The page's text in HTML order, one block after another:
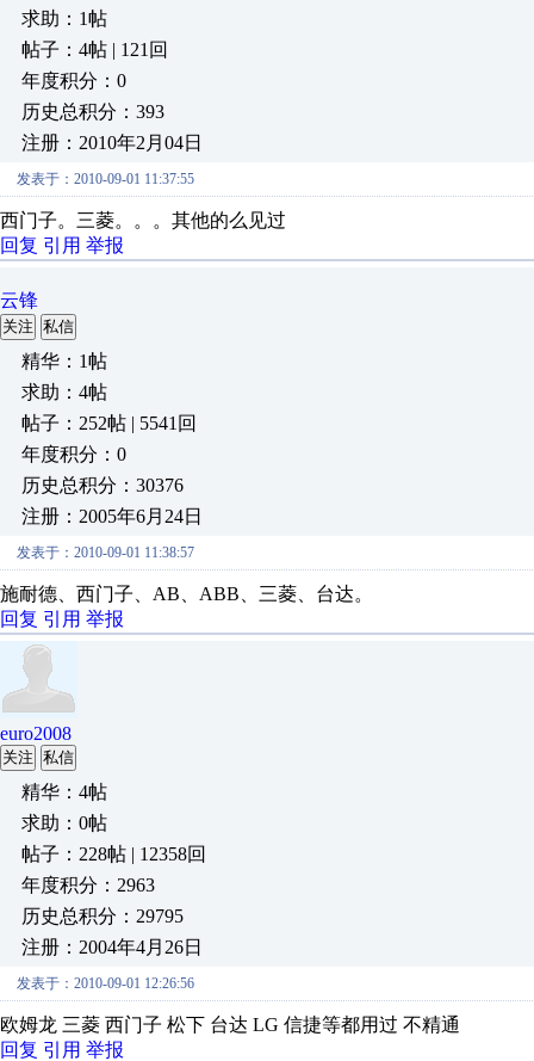
求助：1帖
帖子：4帖 | 121回
年度积分：0
历史总积分：393
注册：2010年2月04日
发表于：2010-09-01 11:37:55
西门子。三菱。。。其他的么见过
回复 引用 举报
云锋
关注 私信
精华：1帖
求助：4帖
帖子：252帖 | 5541回
年度积分：0
历史总积分：30376
注册：2005年6月24日
发表于：2010-09-01 11:38:57
施耐德、西门子、AB、ABB、三菱、台达。
回复 引用 举报
euro2008
关注 私信
精华：4帖
求助：0帖
帖子：228帖 | 12358回
年度积分：2963
历史总积分：29795
注册：2004年4月26日
发表于：2010-09-01 12:26:56
欧姆龙 三菱 西门子 松下 台达 LG 信捷等都用过 不精通
回复 引用 举报